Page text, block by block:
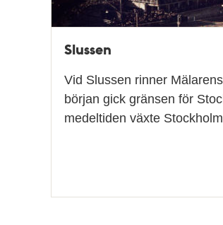
Slussen
Vid Slussen rinner
början gick gränsen för
medeltiden växte